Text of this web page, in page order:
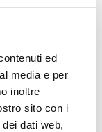
ed
media e per
inoltre
sito con i
dati web,